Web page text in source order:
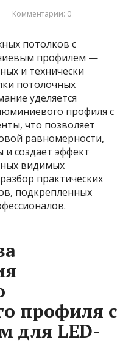
Комментарии: 0
потолков с
профилем —
и технически
потолочных
уделяется
профиля с
что позволяет
равномерности,
создает эффект
видимых
практических
подкрепленных
профиля с
для LED-